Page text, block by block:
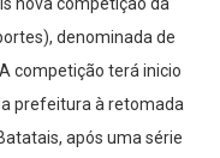
nova competição da
denominada de
A competição terá inicio
prefeitura à retomada
após uma série